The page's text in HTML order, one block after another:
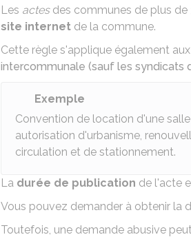
Les actesdes communes de plus de
site internet de la commune.
Cette règle s'applique également aux
intercommunale (sauf les syndicats
Exemple
Convention de location d'une
autorisation d'urbanisme,
circulation et de stationnement.
La durée de publication de l'acte
Vous pouvez demander à obtenir la
Toutefois, une demande abusive